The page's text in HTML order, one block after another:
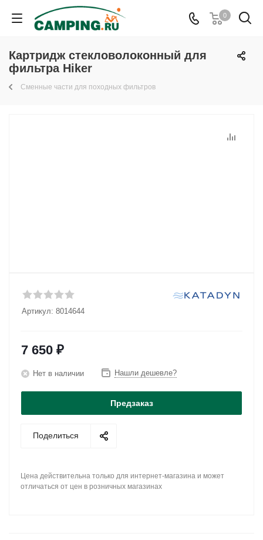
0
Картридж стекловолоконный для
фильтра Hiker
Сменные части для походных фильтров
Артикул: 8014644
7 650 ₽
Нет в наличии Нашли дешевле?
Предзаказ
Поделиться
Цена действительна только для интернет-магазина и может
отличаться от цен в розничных магазинах